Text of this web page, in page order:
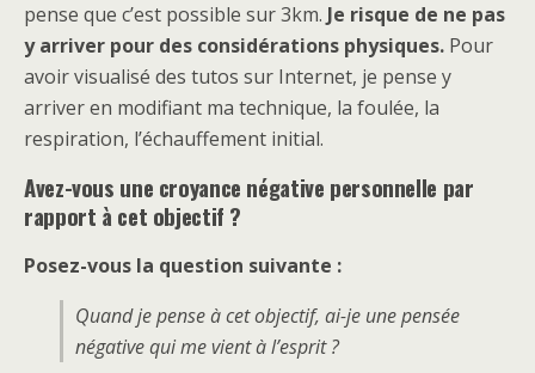
pense que c’est possible sur 3km. Je risque de ne pas
y arriver pour des considérations physiques. Pour
avoir visualisé des tutos sur Internet, je pense y
arriver en modifiant ma technique, la foulée, la
respiration, l’échauffement initial.
Avez-vous une croyance négative personnelle par
rapport à cet objectif ?
Posez-vous la question suivante :
Quand je pense à cet objectif, ai-je une pensée
négative qui me vient à l’esprit ?